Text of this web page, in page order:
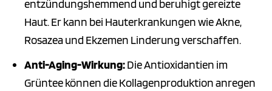
entzündungshemmend und beruhigt gereizte
Haut. Er kann bei Hauterkrankungen wie Akne,
Rosazea und Ekzemen Linderung verschaffen.
Anti-Aging-Wirkung:Die Antioxidantien im
Grüntee können die Kollagenproduktion anregen